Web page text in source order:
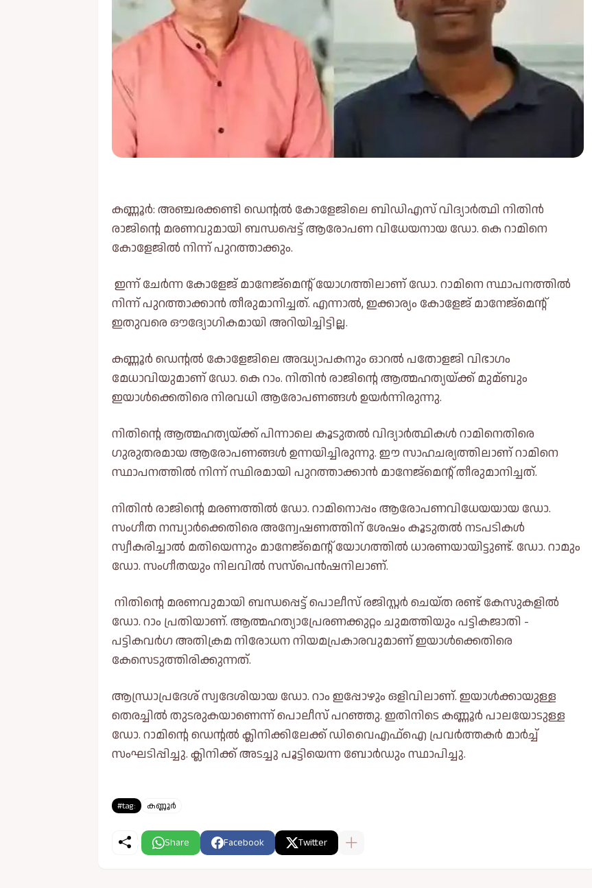
കണ്ണൂർ: അ‌ഞ്ചരക്കണ്ടി ഡെന്റല്‍ കോളേജിലെ ബിഡിഎസ് വിദ്യാർത്ഥി നിതിൻ
രാജിന്റെ മരണവുമായി ബന്ധപ്പെട്ട് ആരോപണ വിധേയനായ ഡോ. കെ റാമിനെ
കോളേജില്‍ നിന്ന് പുറത്താക്കും.
ഇന്ന് ചേർന്ന കോളേജ് മാനേജ്‌മെന്റ് യോഗത്തിലാണ് ഡോ. റാമിനെ സ്ഥാപനത്തില്‍
നിന്ന് പുറത്താക്കാൻ തീരുമാനിച്ചത്. എന്നാല്‍, ഇക്കാര്യം കോളേജ് മാനേജ്‌മെന്റ്
ഇതുവരെ ഔദ്യോഗികമായി അറിയിച്ചിട്ടില്ല.
കണ്ണൂർ ഡെന്റല്‍ കോളേജിലെ അദ്ധ്യാപകനും ഓറല്‍ പതോളജി വിഭാഗം
മേധാവിയുമാണ് ഡോ. കെ റാം. നിതിൻ രാജിന്റെ ആത്മഹത്യയ്‌ക്ക് മുമ്ബും
ഇയാള്‍ക്കെതിരെ നിരവധി ആരോപണങ്ങള്‍ ഉയർന്നിരുന്നു.
നിതിന്റെ ആത്മഹത്യയ്‌ക്ക് പിന്നാലെ കൂടുതല്‍ വിദ്യാർത്ഥികള്‍ റാമിനെതിരെ
ഗുരുതരമായ ആരോപണങ്ങള്‍ ഉന്നയിച്ചിരുന്നു. ഈ സാഹചര്യത്തിലാണ് റാമിനെ
സ്ഥാപനത്തില്‍ നിന്ന് സ്ഥിരമായി പുറത്താക്കാൻ മാനേജ്‌മെന്റ് തീരുമാനിച്ചത്.
നിതിൻ രാജിന്റെ മരണത്തില്‍ ഡോ. റാമിനൊപ്പം ആരോപണവിധേയയായ ഡോ.
സംഗീത നമ്പ്യാർക്കെതിരെ അന്വേഷണത്തിന് ശേഷം കൂടുതല്‍ നടപടികള്‍
സ്വീകരിച്ചാല്‍ മതിയെന്നും മാനേജ്‌മെന്റ് യോഗത്തില്‍ ധാരണയായിട്ടുണ്ട്. ഡോ. റാമും
ഡോ. സംഗീതയും നിലവില്‍ സസ്‌പെൻഷനിലാണ്.
നിതിന്റെ മരണവുമായി ബന്ധപ്പെട്ട് പൊലീസ് രജിസ്റ്റർ ചെയ്‌ത രണ്ട് കേസുകളില്‍
ഡോ. റാം പ്രതിയാണ്. ആത്മഹത്യാപ്രേരണക്കുറ്റം ചുമത്തിയും പട്ടികജാതി -
പട്ടികവർഗ അതിക്രമ നിരോധന നിയമപ്രകാരവുമാണ് ഇയാള്‍ക്കെതിരെ
കേസെടുത്തിരിക്കുന്നത്.
ആന്ധ്രാപ്രദേശ് സ്വദേശിയായ ഡോ. റാം ഇപ്പോഴും ഒളിവിലാണ്. ഇയാള്‍ക്കായുള്ള
തെരച്ചില്‍ തുടരുകയാണെന്ന് പൊലീസ് പറഞ്ഞു. ഇതിനിടെ കണ്ണൂർ പാലയോടുള്ള
ഡോ. റാമിന്റെ ഡെന്റല്‍ ക്ലിനിക്കിലേക്ക് ഡിവൈഎഫ്‌ഐ പ്രവർത്തകർ മാർച്ച്‌
സംഘടിപ്പിച്ചു. ക്ലിനിക്ക് അടച്ചു പൂട്ടിയെന്ന ബോർഡും സ്ഥാപിച്ചു.
#tag: കണ്ണൂർ
Share Facebook Twitter